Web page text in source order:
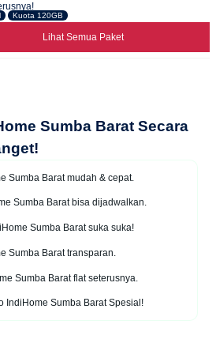
Kuota 120GB
Lihat Semua Paket
Sumba Barat Secara
Sumba Barat mudah & cepat.
Sumba Barat bisa dijadwalkan.
Sumba Barat suka suka!
Sumba Barat transparan.
Sumba Barat flat seterusnya.
IndiHome Sumba Barat Spesial!